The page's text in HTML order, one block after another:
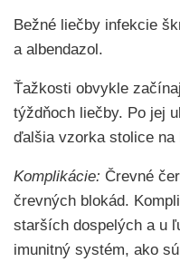
Bežné liečby infekcie
a albendazol.
Ťažkosti obvykle
týždňoch liečby. Po jej
ďalšia vzorka stolice na
Komplikácie: Črevné
črevných blokád.
starších dospelých a u
imunitný systém, ako